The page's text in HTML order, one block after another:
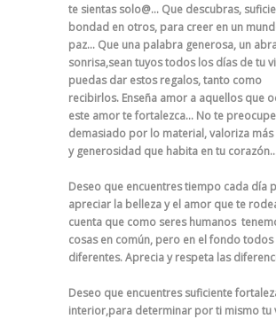
te sientas solo@… Que descubras,
bondad en otros, para creer en un
paz… Que una palabra generosa, un
sonrisa,sean tuyos todos los días de tu
puedas dar estos regalos,tanto como
recibirlos. Enseña amor a aquellos que
este amor te fortalezca… No te
demasiado por lo material, valoriza
y generosidad que habita en tu
Deseo que encuentres tiempo cada día
apreciar la belleza y el amor que te
cuenta que como seres humanos
cosas en común, pero en el fondo todos
diferentes.Aprecia y respeta las
Deseo que encuentres suficiente
interior,para determinar por ti mismo tu